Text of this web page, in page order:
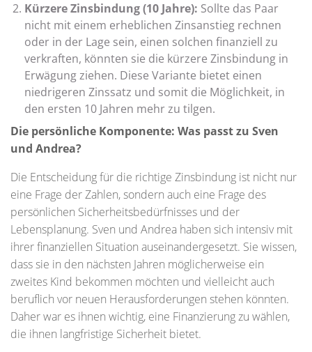
Kürzere Zinsbindung (10 Jahre): Sollte das Paar
nicht mit einem erheblichen Zinsanstieg rechnen
oder in der Lage sein, einen solchen finanziell zu
verkraften, könnten sie die kürzere Zinsbindung in
Erwägung ziehen. Diese Variante bietet einen
niedrigeren Zinssatz und somit die Möglichkeit, in
den ersten 10 Jahren mehr zu tilgen.
Die persönliche Komponente: Was passt zu Sven
und Andrea?
Die Entscheidung für die richtige Zinsbindung ist nicht nur
eine Frage der Zahlen, sondern auch eine Frage des
persönlichen Sicherheitsbedürfnisses und der
Lebensplanung. Sven und Andrea haben sich intensiv mit
ihrer finanziellen Situation auseinandergesetzt. Sie wissen,
dass sie in den nächsten Jahren möglicherweise ein
zweites Kind bekommen möchten und vielleicht auch
beruflich vor neuen Herausforderungen stehen könnten.
Daher war es ihnen wichtig, eine Finanzierung zu wählen,
die ihnen langfristige Sicherheit bietet.